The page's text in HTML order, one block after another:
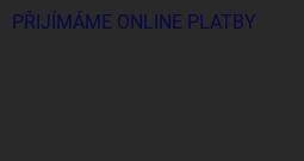
PŘIJÍMÁME ONLINE PLATBY